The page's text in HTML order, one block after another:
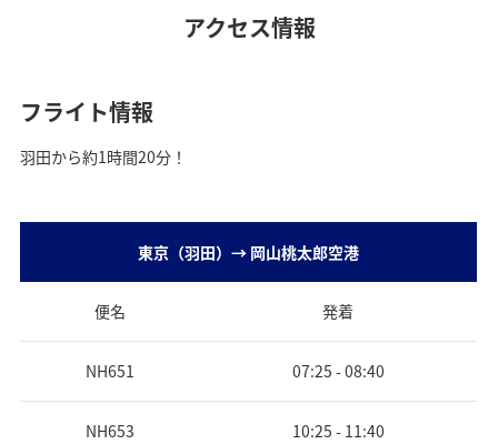
y
i
アクセス情報
フライト情報
羽田から約1時間20分！
東京（羽田）→ 岡山桃太郎空港
便名 発着
NH651 07:25 - 08:40
NH653 10:25 - 11:40